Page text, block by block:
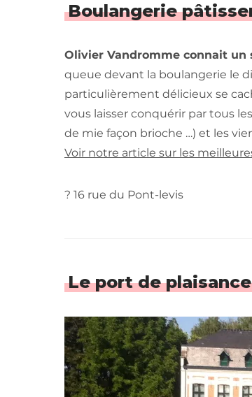
Boulangerie
Olivier Vandromme connait un
queue devant la boulangerie le
particulièrement délicieux se
vous laisser conquérir par tous
de mie façon brioche …) et les
Voir notre article sur les
? 16 rue du Pont-levis
Le port de